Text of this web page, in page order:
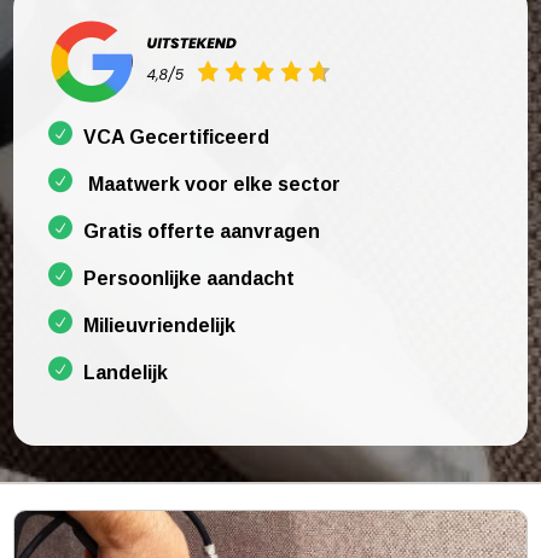
VCA Gecertificeerd
Maatwerk voor elke sector
Gratis offerte aanvragen
Persoonlijke aandacht
Milieuvriendelijk
Landelijk